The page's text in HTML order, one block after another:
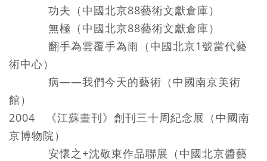
功夫（中國北京88藝術文獻倉庫）
無極（中國北京88藝術文獻倉庫）
翻手為雲覆手為雨（中國北京1號當代藝
術中心）
病——我們今天的藝術（中國南京美術
館）
2004 《江蘇畫刊》創刊三十周紀念展（中國南
京博物院）
安懷之+沈敬東作品聯展（中國北京醬藝